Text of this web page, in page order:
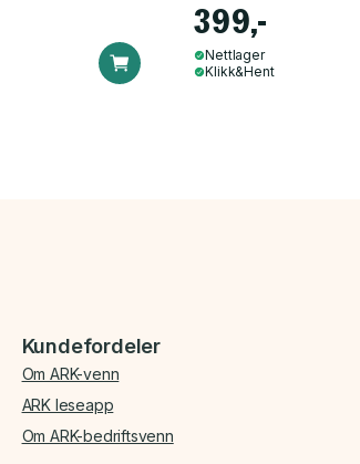
399,-
Nettlager
Klikk&Hent
Kundefordeler
Om ARK-venn
ARK leseapp
Om ARK-bedriftsvenn